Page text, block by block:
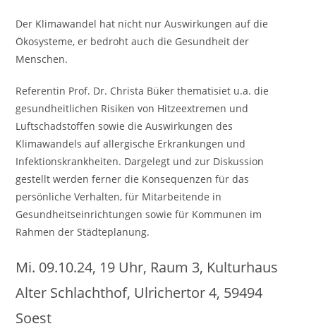
Der Klimawandel hat nicht nur Auswirkungen auf die
Ökosysteme, er bedroht auch die Gesundheit der
Menschen.
Referentin Prof. Dr. Christa Büker thematisiet u.a. die
gesundheitlichen Risiken von Hitzeextremen und
Luftschadstoffen sowie die Auswirkungen des
Klimawandels auf allergische Erkrankungen und
Infektionskrankheiten. Dargelegt und zur Diskussion
gestellt werden ferner die Konsequenzen für das
persönliche Verhalten, für Mitarbeitende in
Gesundheitseinrichtungen sowie für Kommunen im
Rahmen der Städteplanung.
Mi. 09.10.24, 19 Uhr, Raum 3, Kulturhaus
Alter Schlachthof, Ulrichertor 4, 59494
Soest